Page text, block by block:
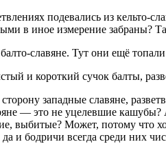
подевались из кельто-
в иное измерение забраны?
славяне. Тут они ещё
и короткий сучок балты,
западные славяне,
— это не уцелевшие кашубы?
выбитые? Может, потому что
и бодричи всегда среди них